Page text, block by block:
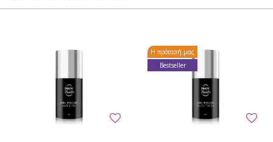
Η πρότασή μας
Bestseller